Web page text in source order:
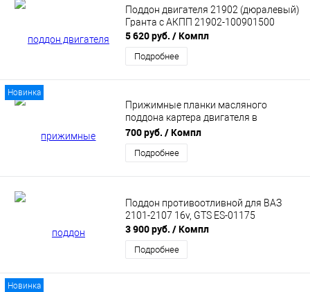
Поддон двигателя 21902 (дюралевый)
Гранта с АКПП 21902-100901500
5 620 руб. / Компл
Подробнее
Новинка
Прижимные планки масляного
поддона картера двигателя в
комплекте с силиконовой прокладкой,
подходит для ВАЗ 2108-2109, 2113-
2115, 2110-2112, Калина, Приора,
700 руб. / Компл
Подробнее
Поддон противоотливной для ВАЗ
2101-2107 16v, GTS ES-01175
3 900 руб. / Компл
Подробнее
Новинка